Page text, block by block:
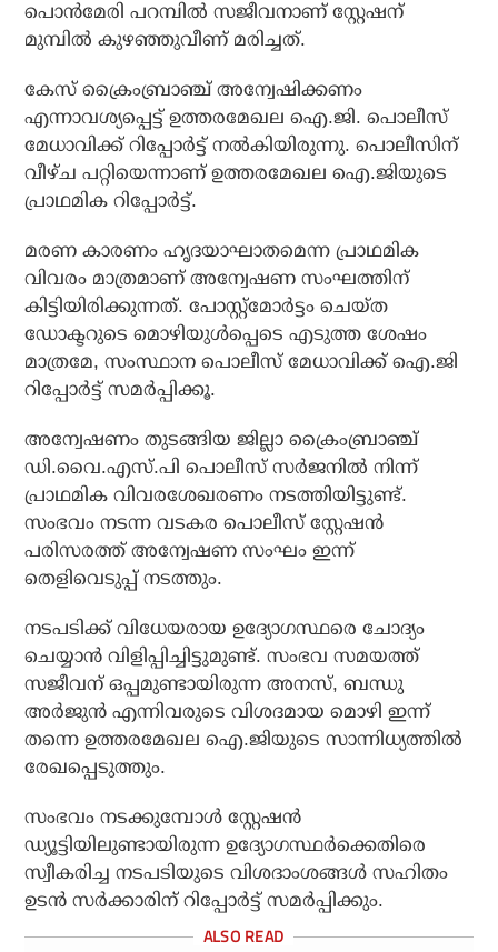
പൊന്‍മേരി പറമ്പില്‍ സജീവനാണ് സ്റ്റേഷന്
മുമ്പില്‍ കുഴഞ്ഞുവീണ് മരിച്ചത്.
കേസ് ക്രൈംബ്രാഞ്ച് അന്വേഷിക്കണം
എന്നാവശ്യപ്പെട്ട് ഉത്തരമേഖല ഐ.ജി. പൊലീസ്
മേധാവിക്ക് റിപ്പോര്‍ട്ട് നല്‍കിയിരുന്നു. പൊലീസിന്
വീഴ്ച പറ്റിയെന്നാണ് ഉത്തരമേഖല ഐ.ജിയുടെ
പ്രാഥമിക റിപ്പോര്‍ട്ട്.
മരണ കാരണം ഹൃദയാഘാതമെന്ന പ്രാഥമിക
വിവരം മാത്രമാണ് അന്വേഷണ സംഘത്തിന്
കിട്ടിയിരിക്കുന്നത്. പോസ്റ്റ്മോര്‍ട്ടം ചെയ്ത
ഡോക്ടറുടെ മൊഴിയുള്‍പ്പെടെ എടുത്ത ശേഷം
മാത്രമേ, സംസ്ഥാന പൊലീസ് മേധാവിക്ക് ഐ.ജി
റിപ്പോര്‍ട്ട് സമര്‍പ്പിക്കൂ.
അന്വേഷണം തുടങ്ങിയ ജില്ലാ ക്രൈംബ്രാഞ്ച്
ഡി.വൈ.എസ്.പി പൊലീസ് സര്‍ജനില്‍ നിന്ന്
പ്രാഥമിക വിവരശേഖരണം നടത്തിയിട്ടുണ്ട്.
സംഭവം നടന്ന വടകര പൊലീസ് സ്റ്റേഷന്‍
പരിസരത്ത് അന്വേഷണ സംഘം ഇന്ന്
തെളിവെടുപ്പ് നടത്തും.
നടപടിക്ക് വിധേയരായ ഉദ്യോഗസ്ഥരെ ചോദ്യം
ചെയ്യാന്‍ വിളിപ്പിച്ചിട്ടുമുണ്ട്. സംഭവ സമയത്ത്
സജീവന് ഒപ്പമുണ്ടായിരുന്ന അനസ്, ബന്ധു
അര്‍ജുന്‍ എന്നിവരുടെ വിശദമായ മൊഴി ഇന്ന്
തന്നെ ഉത്തരമേഖല ഐ.ജിയുടെ സാന്നിധ്യത്തില്‍
രേഖപ്പെടുത്തും.
സംഭവം നടക്കുമ്പോള്‍ സ്റ്റേഷന്‍
ഡ്യൂട്ടിയിലുണ്ടായിരുന്ന ഉദ്യോഗസ്ഥര്‍ക്കെതിരെ
സ്വീകരിച്ച നടപടിയുടെ വിശദാംശങ്ങള്‍ സഹിതം
ഉടന്‍ സര്‍ക്കാരിന് റിപ്പോര്‍ട്ട് സമര്‍പ്പിക്കും.